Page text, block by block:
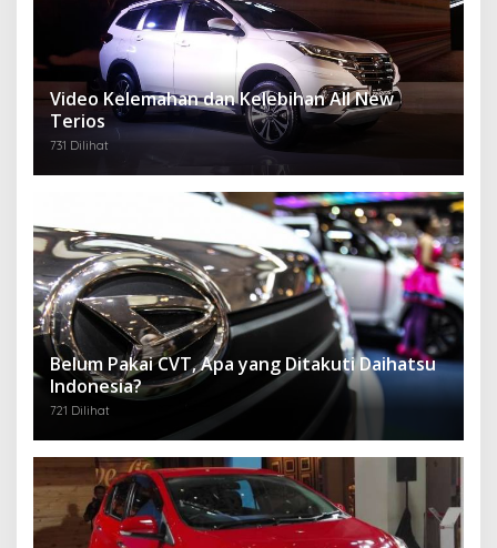
Video Kelemahan dan Kelebihan All New
Terios
731 Dilihat
Belum Pakai CVT, Apa yang Ditakuti Daihatsu
Indonesia?
721 Dilihat